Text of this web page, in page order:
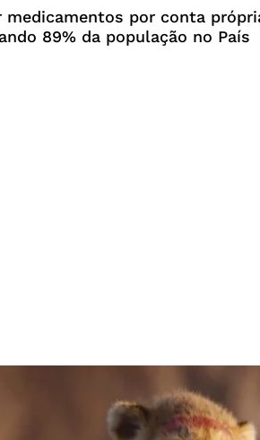
medicamentos por conta
89% da população no País